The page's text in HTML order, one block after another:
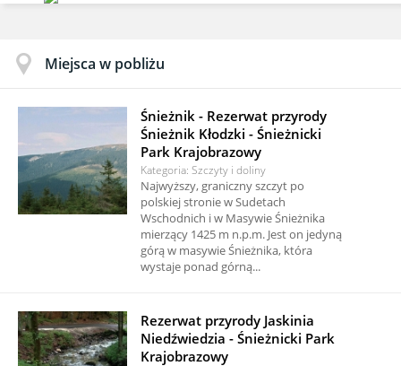
Miejsca w pobliżu
Śnieżnik - Rezerwat przyrody
Śnieżnik Kłodzki - Śnieżnicki
Park Krajobrazowy
Kategoria: Szczyty i doliny
Najwyższy, graniczny szczyt po
polskiej stronie w Sudetach
Wschodnich i w Masywie Śnieżnika
mierzący 1425 m n.p.m. Jest on jedyną
górą w masywie Śnieżnika, która
wystaje ponad górną...
Rezerwat przyrody Jaskinia
Niedźwiedzia - Śnieżnicki Park
Krajobrazowy